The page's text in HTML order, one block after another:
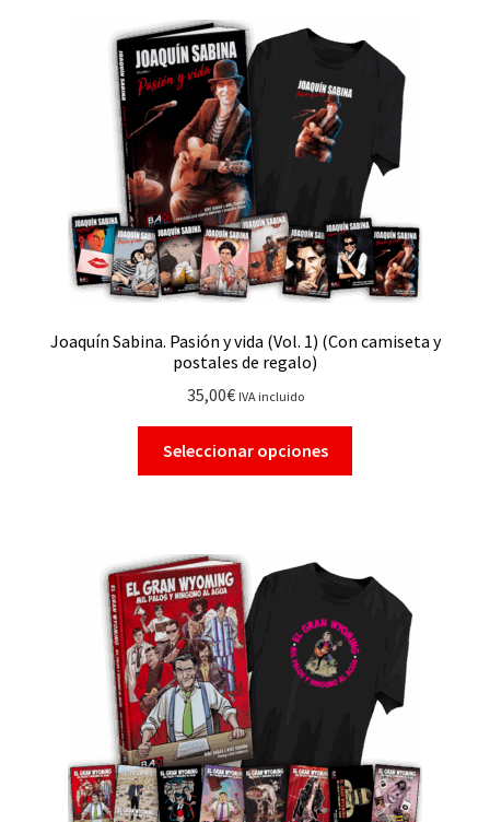
FINALIZAR COMPRA
Joaquín Sabina. Pasión y vida (Vol. 1) (Con camiseta y
postales de regalo)
35,00€ IVA incluido
Seleccionar opciones